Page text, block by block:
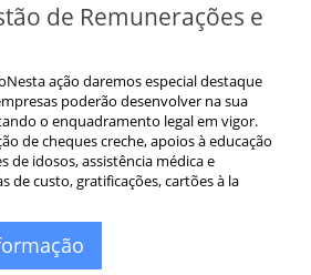
de Remunerações e
ação daremos especial destaque
poderão desenvolver na sua
o enquadramento legal em vigor.
de cheques creche, apoios à educação
de idosos, assistência médica e
de custo, gratificações, cartões à la